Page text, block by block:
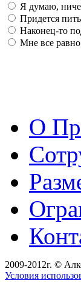
Я думаю,
Придется
Наконец-то
Мне все
О
2009-2012г. ©
Условия